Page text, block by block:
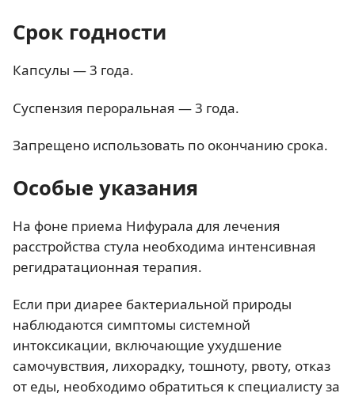
Срок годности
Капсулы — 3 года.
Суспензия пероральная — 3 года.
Запрещено использовать по окончанию срока.
Особые указания
На фоне приема Нифурала для лечения
расстройства стула необходима интенсивная
регидратационная терапия.
Если при диарее бактериальной природы
наблюдаются симптомы системной
интоксикации, включающие ухудшение
самочувствия, лихорадку, тошноту, рвоту, отказ
от еды, необходимо обратиться к специалисту за